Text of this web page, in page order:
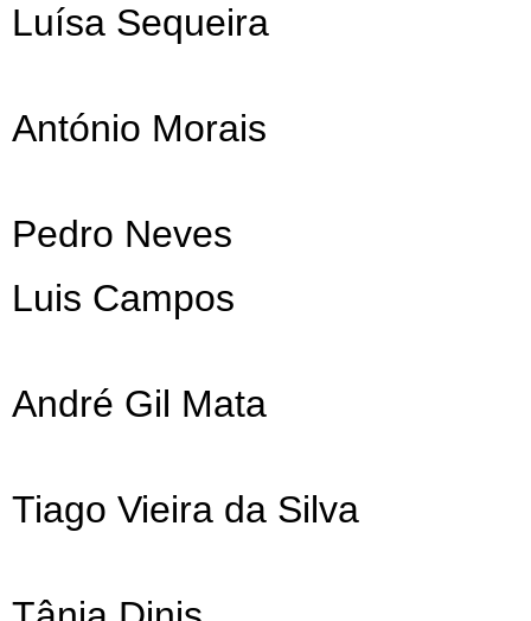
Luísa Sequeira
António Morais
Pedro Neves
Luis Campos
André Gil Mata
Tiago Vieira da Silva